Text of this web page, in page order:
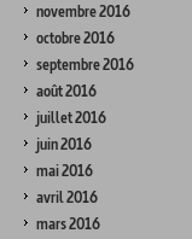
novembre 2016
octobre 2016
septembre 2016
août 2016
juillet 2016
juin 2016
mai 2016
avril 2016
mars 2016